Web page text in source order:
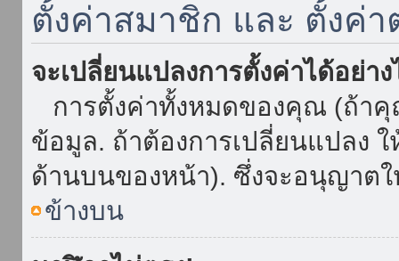
ตั้งค่าสมาชิก และ ตั้งค่า
จะเปลี่ยนแปลงการตั้งค่าได้อย่าง
การตั้งค่าทั้งหมดของคุณ (ถ้าคุ
ข้อมูล. ถ้าต้องการเปลี่ยนแปลง
ด้านบนของหน้า). ซึ่งจะอนุญาต
ข้างบน